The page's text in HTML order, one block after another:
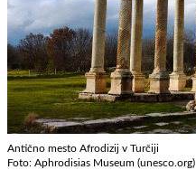
Antično mesto Afrodizij v Turčiji
Foto: Aphrodisias Museum (unesco.org)